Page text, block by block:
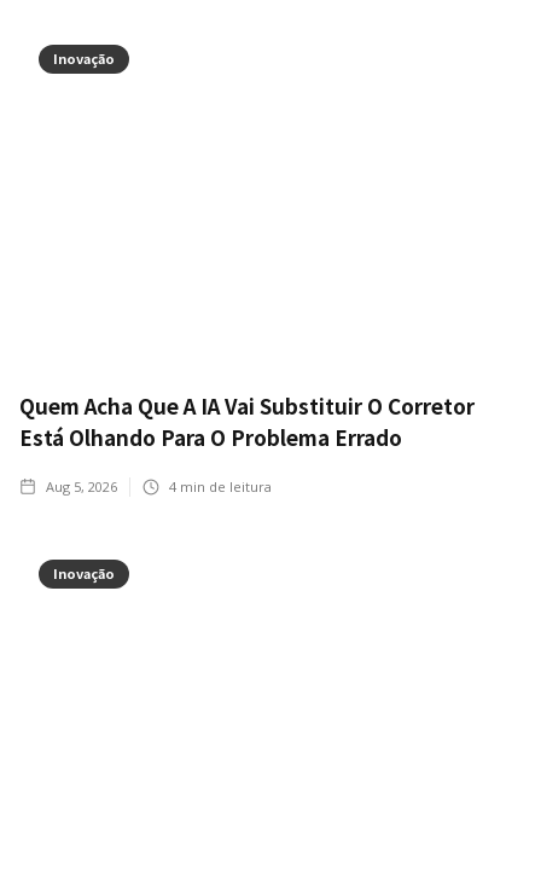
Inovação
Quem Acha Que A IA Vai Substituir O Corretor
Está Olhando Para O Problema Errado
Aug 5, 2026 4 min de leitura
Inovação